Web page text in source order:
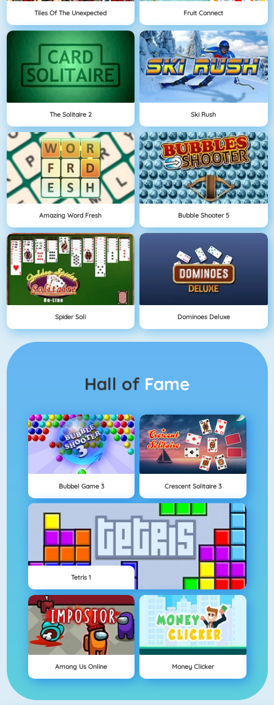
Tiles Of The Unexpected Fruit Connect
The Solitaire 2 Ski Rush
Amazing Word Fresh Bubble Shooter 5
Spider Soli Dominoes Deluxe
Hall of Fame
Bubbel Game 3 Crescent Solitaire 3
Tetris 1
Among Us Online Money Clicker